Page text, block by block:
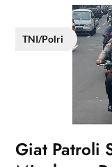
TNI/Polri
Giat Patroli